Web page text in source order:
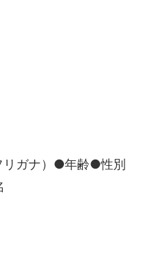
ガナ）●年齢●性別